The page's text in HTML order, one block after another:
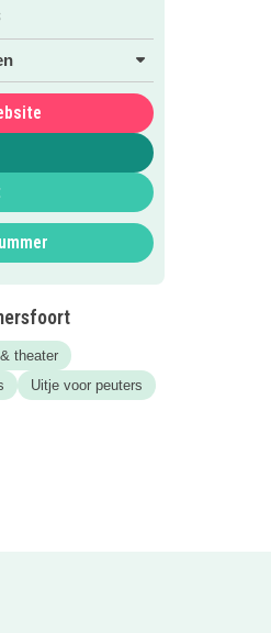
theater
Uitje voor peuters